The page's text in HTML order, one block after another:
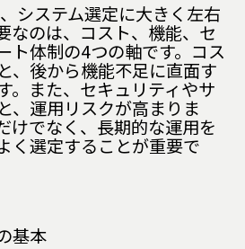
システム選定に大きく左右
なのは、コスト、機能、セ
ト体制の4つの軸です。コス
、後から機能不足に直面す
。また、セキュリティやサ
、運用リスクが高まりま
けでなく、長期的な運用を
く選定することが重要で
基本